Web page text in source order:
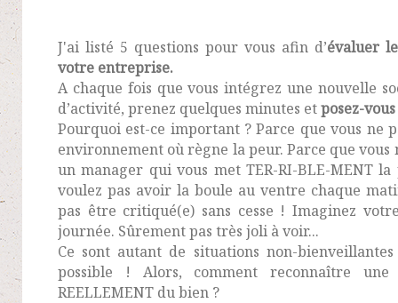
J'ai listé 5 questions pour vous afin d’évaluer
votre entreprise.
A chaque fois que vous intégrez une nouvelle
d’activité, prenez quelques minutes etposez-
Pourquoi est-ce important ? Parce que vous ne
environnement où règne la peur. Parce que
un manager qui vous met TER-RI-BLE-MENT
voulez pas avoir la boule au ventre chaque
pas être critiqué(e) sans cesse ! Imaginez
journée. Sûrement pas très joli à voir...
Ce sont autant de situations non-
possible ! Alors, comment reconnaître
REELLEMENT du bien ?